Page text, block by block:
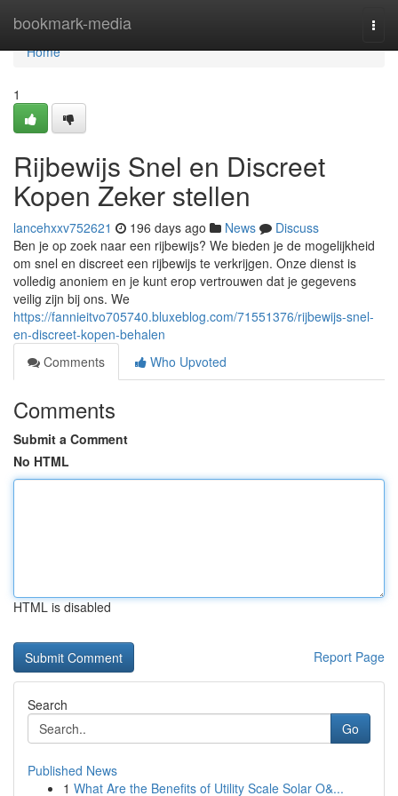
bookmark-media
Home
Home
1
Rijbewijs Snel en Discreet
Kopen Zeker stellen
lancehxxv752621 196 days ago News
Discuss
Ben je op zoek naar een rijbewijs? We bieden je de mogelijkheid
om snel en discreet een rijbewijs te verkrijgen. Onze dienst is
volledig anoniem en je kunt erop vertrouwen dat je gegevens
veilig zijn bij ons. We
https://fannieitvo705740.bluxeblog.com/71551376/rijbewijs-snel-
en-discreet-kopen-behalen
Comments
Who Upvoted
Comments
Submit a Comment
No HTML
HTML is disabled
Report Page
Search
Go
Published News
1 What Are the Benefits of Utility Scale Solar O&...